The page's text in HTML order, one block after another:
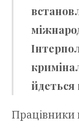
йдеться
Працівники